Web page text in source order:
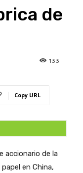
de
133
Copy URL
accionario de la
en China,